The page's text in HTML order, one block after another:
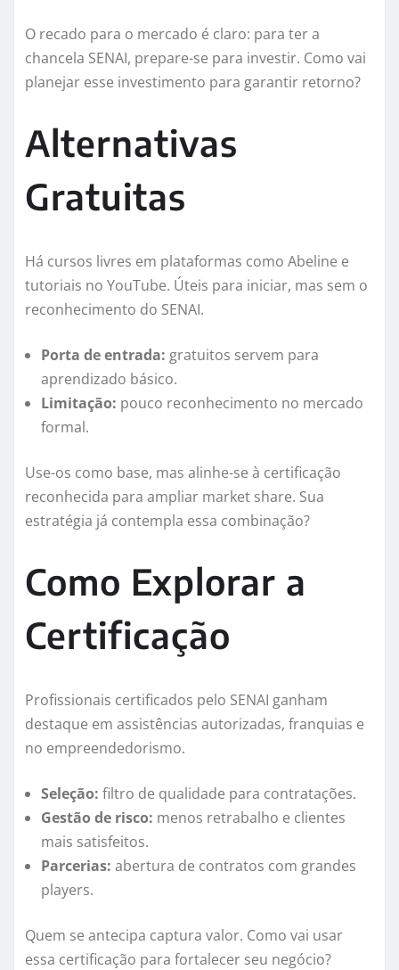
O recado para o mercado é claro: para ter a
chancela SENAI, prepare-se para investir. Como vai
planejar esse investimento para garantir retorno?
Alternativas
Gratuitas
Há cursos livres em plataformas como Abeline e
tutoriais no YouTube. Úteis para iniciar, mas sem o
reconhecimento do SENAI.
Porta de entrada: gratuitos servem para
aprendizado básico.
Limitação: pouco reconhecimento no mercado
formal.
Use-os como base, mas alinhe-se à certificação
reconhecida para ampliar market share. Sua
estratégia já contempla essa combinação?
Como Explorar a
Certificação
Profissionais certificados pelo SENAI ganham
destaque em assistências autorizadas, franquias e
no empreendedorismo.
Seleção: filtro de qualidade para contratações.
Gestão de risco: menos retrabalho e clientes
mais satisfeitos.
Parcerias: abertura de contratos com grandes
players.
Quem se antecipa captura valor. Como vai usar
essa certificação para fortalecer seu negócio?